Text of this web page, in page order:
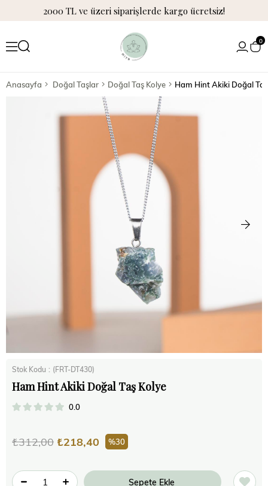
2000 TL ve üzeri siparişlerde kargo ücretsiz!
0
Anasayfa Doğal Taşlar Doğal Taş Kolye Ham Hint Akiki Doğal
Stok Kodu (FRT-DT430)
Ham Hint Akiki Doğal Taş Kolye
0.0
₺312,00 ₺218,40 30